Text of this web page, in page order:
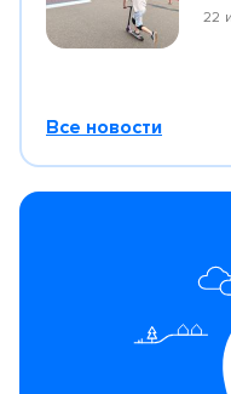
22
Все новости